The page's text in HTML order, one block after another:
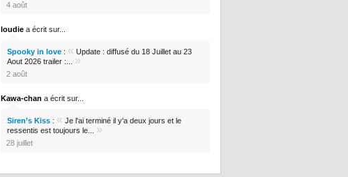
4 août
loudie a écrit sur...
Spooky in love : « Update : diffusé du 18 Juillet au 23
Aout 2026 trailer :... »
2 août
Kawa-chan a écrit sur...
Siren’s Kiss : « Je l'ai terminé il y'a deux jours et le
ressentis est toujours le... »
28 juillet